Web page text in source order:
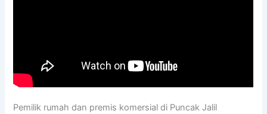
Pemilik rumah dan premis komersial di Puncak Jalil